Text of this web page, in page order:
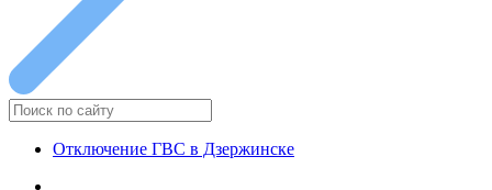
Отключение ГВС в Дзержинске